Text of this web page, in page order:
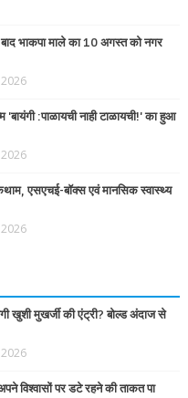
बाद भाकपा माले का 10 अगस्त को नगर
'बायंगी :पाळायची नाही टाळायची!' का हुआ
एसएचई-बॉक्स एवं मानसिक स्वास्थ्य
खुशी मुखर्जी की एंट्री? बोल्ड अंदाज से
विश्वासों पर डटे रहने की ताकत पा